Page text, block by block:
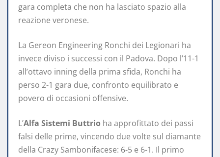
gara completa che non ha lasciato spazio alla
reazione veronese.
La Gereon Engineering Ronchi dei Legionari ha
invece diviso i successi con il Padova. Dopo l’11-1
all’ottavo inning della prima sfida, Ronchi ha
perso 2-1 gara due, confronto equilibrato e
povero di occasioni offensive.
L’Alfa Sistemi Buttrio ha approfittato dei passi
falsi delle prime, vincendo due volte sul diamante
della Crazy Sambonifacese: 6-5 e 6-1. Il primo